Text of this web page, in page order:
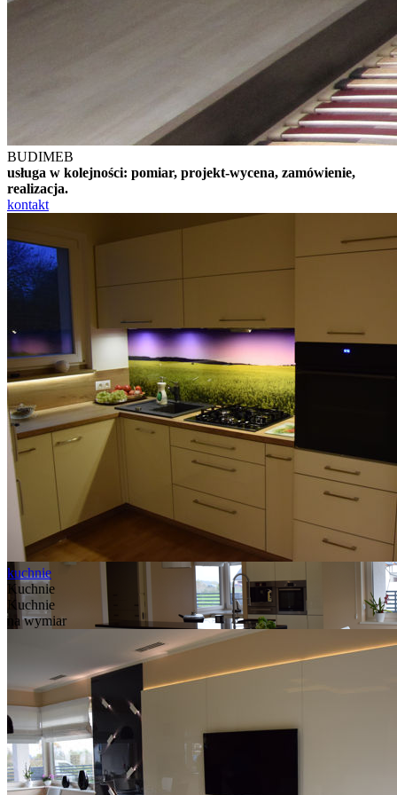
BUDIMEB
usługa w kolejności: pomiar, projekt-wycena, zamówienie,
realizacja.
kontakt
kuchnie
Kuchnie
Kuchnie
na wymiar
Naszą ofertą są meble ale i też fachowe
doradztwo w ich projektowaniu,
posiadamy dużą znajomość branży i
aktualnych trendów. Z nami umeblowanie
mieszkania-domu będzie dla Państwa
dużą przyjemnością za rozsądną cenę.
Zobacz więcej o naszej ofercie